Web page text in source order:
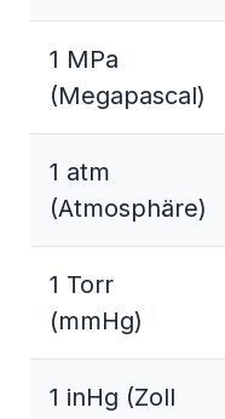
1 MPa
(Megapascal)
1 atm
(Atmosphäre)
1 Torr
(mmHg)
1 inHg (Zoll